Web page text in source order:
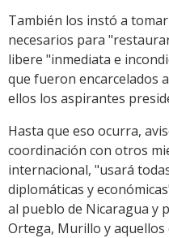
También los instó a
necesarios para
libere "inmediata e
que fueron encarcelados
ellos los aspirantes
Hasta que eso ocurra,
coordinación con otros
internacional, "usará
diplomáticas y
al pueblo de Nicaragua y
Ortega, Murillo y